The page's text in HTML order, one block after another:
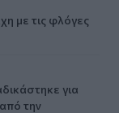
με τις φλόγες
για
την